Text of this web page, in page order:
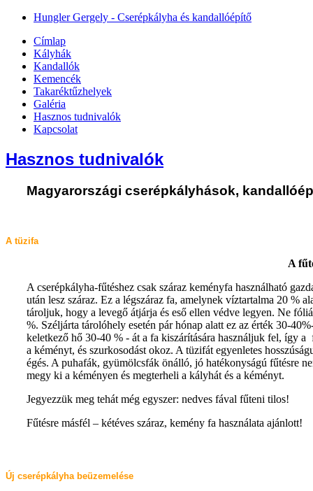
Hungler Gergely - Cserépkályha és kandallóépítő
Címlap
Kályhák
Kandallók
Kemencék
Takaréktűzhelyek
Galéria
Hasznos tudnivalók
Kapcsolat
Hasznos tudnivalók
Magyarországi cserépkályhások,
A tüzifa
A
A cserépkályha-fűtéshez csak száraz keményfa használható
után lesz száraz. Ez a légszáraz fa, amelynek víztartalma 20
tároljuk, hogy a levegő átjárja és eső ellen védve legyen. Ne
%. Széljárta tárolóhely esetén pár hónap alatt ez az érték 30-
keletkező hő 30-40 % - át a fa kiszárítására használjuk fel, így
a kéményt, és szurkosodást okoz. A tüzifát egyenletes
égés. A puhafák, gyümölcsfák önálló, jó hatékonyságú fűtésre
megy ki a kéményen és megterheli a kályhát és a kéményt.
Jegyezzük meg tehát még egyszer: nedves fával fűteni tilos!
Fűtésre másfél – kétéves száraz, kemény fa használata ajánlott!
Új cserépkályha beüzemelése